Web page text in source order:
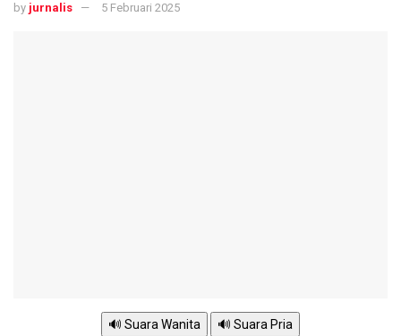
by jurnalis 5 Februari 2025
🔊 Suara Wanita 🔊 Suara Pria